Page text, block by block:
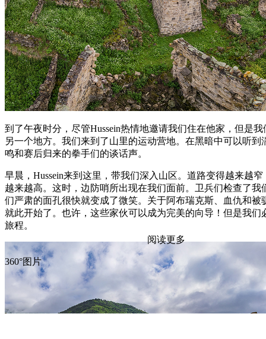
到了午夜时分，尽管Hussein热情地邀请我们住在他家，但是
另一个地方。我们来到了山里的运动营地。在黑暗中可以听到
鸣和赛后归来的拳手们的谈话声。
早晨，Hussein来到这里，带我们深入山区。道路变得越来越
越来越高。这时，边防哨所出现在我们面前。卫兵们检查了我
们严肃的面孔很快就变成了微笑。关于阿布瑞克斯、血仇和被
就此开始了。也许，这些家伙可以成为完美的向导！但是我们
旅程。
阅读更多
360°图片